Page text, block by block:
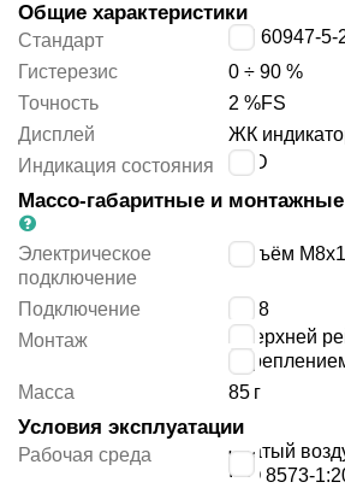
Общие характеристики
Стандарт
EN 60947-5-
Гистерезис
0 ÷ 90 %
Точность
2 %FS
Дисплей
ЖК
Индикация состояния
LCD
Массо-габаритные и монтажные
Электрическое
подключение
разъём
Подключение
G1/8
Монтаж
с верхней
с
Масса
85 г
Условия эксплуатации
Рабочая среда
сжатый
ISO 8573-